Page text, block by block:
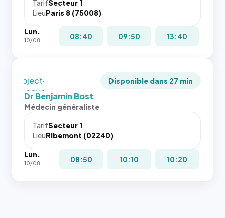
navigateur
pas la
place, et
dernières
images de
l'annuaire
dans ce
cas. #}
TarifSecteur 1
LieuParis 8 (75008)
Lun.
10/08 08:40 09:50 13:40
juste à
toutes les
puisque la
`object-
fit: cover`.
Sans ces
navigateur
pas la
place, et
Disponible dans 27 min
Dr Benjamin Bost
Médecin généraliste
TarifSecteur 1
LieuRibemont (02240)
Lun.
10/08 08:50 10:10 10:20